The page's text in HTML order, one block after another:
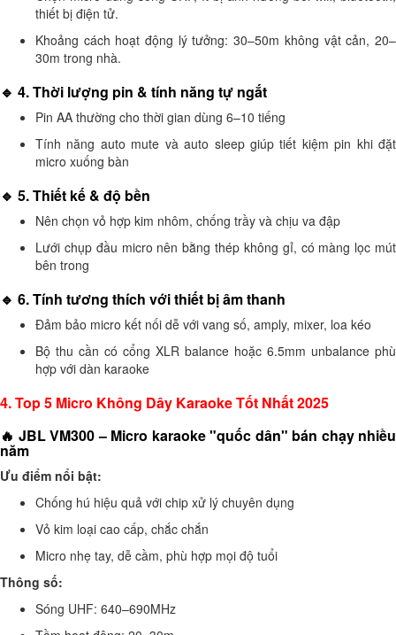
thiết bị điện tử.
Khoảng cách hoạt động lý tưởng: 30–50m không vật cản, 20–
30m trong nhà.
🔹 4. Thời lượng pin & tính năng tự ngắt
Pin AA thường cho thời gian dùng 6–10 tiếng
Tính năng auto mute và auto sleep giúp tiết kiệm pin khi đặt
micro xuống bàn
🔹 5. Thiết kế & độ bền
Nên chọn vỏ hợp kim nhôm, chống trầy và chịu va đập
Lưới chụp đầu micro nên bằng thép không gỉ, có màng lọc mút
bên trong
🔹 6. Tính tương thích với thiết bị âm thanh
Đảm bảo micro kết nối dễ với vang số, amply, mixer, loa kéo
Bộ thu cần có cổng XLR balance hoặc 6.5mm unbalance phù
hợp với dàn karaoke
4. Top 5 Micro Không Dây Karaoke Tốt Nhất 2025
🔥 JBL VM300 – Micro karaoke "quốc dân" bán chạy nhiều
năm
Ưu điểm nổi bật:
Chống hú hiệu quả với chip xử lý chuyên dụng
Vỏ kim loại cao cấp, chắc chắn
Micro nhẹ tay, dễ cầm, phù hợp mọi độ tuổi
Thông số:
Sóng UHF: 640–690MHz